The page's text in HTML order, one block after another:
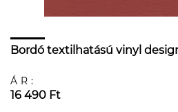
Bordó textilhatású vinyl
ÁR:
16 490 Ft